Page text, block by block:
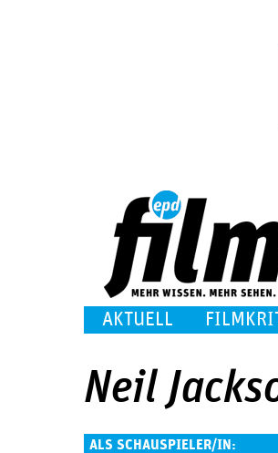
AKTUELL
Neil
ALS SCHAUSPIELER/IN: